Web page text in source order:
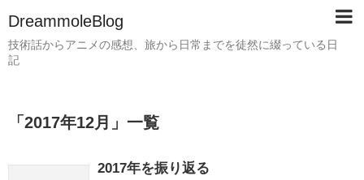
DreammoleBlog
技術話からアニメの感想、旅から日常までを徒然に綴っている日
記
「 2017年12月 」 一覧
2017年を振り返る